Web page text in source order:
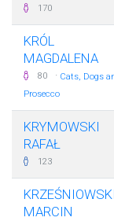
170
KRÓL
MAGDALENA
80 · Cats, Dogs
Prosecco
KRYMOWSKI
RAFAŁ
123
KRZEŚNIOWSKI
MARCIN